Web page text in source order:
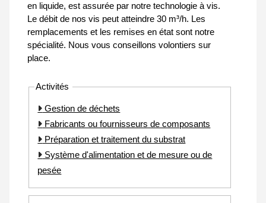
en liquide, est assurée par notre technologie à vis.
Le débit de nos vis peut atteindre 30 m³/h. Les
remplacements et les remises en état sont notre
spécialité. Nous vous conseillons volontiers sur
place.
Activités
Gestion de déchets
Fabricants ou fournisseurs de composants
Préparation et traitement du substrat
Système d'alimentation et de mesure ou de
pesée